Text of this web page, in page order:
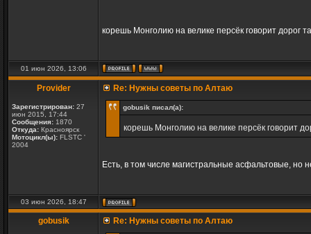
корешь Монголию на велике персёк говорит дорог
01 июн 2026, 13:06
Provider
Зарегистрирован: 27
июн 2015, 17:44
Сообщения: 1870
Откуда: Красноярск
Мотоцикл(ы): FLSTC '
2004
Re: Нужны советы по Алтаю
gobusik писал(а):
корешь Монголию на велике персёк говорит
Есть, в том числе магистральные асфальтовые, но
03 июн 2026, 18:47
gobusik Re: Нужны советы по Алтаю